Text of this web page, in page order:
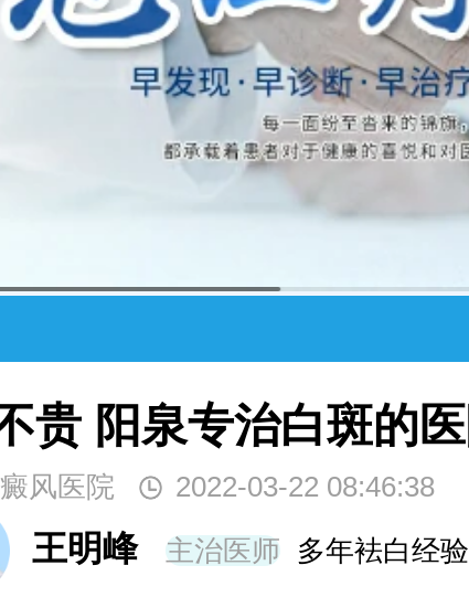
贵 阳泉专治白斑的
风医院 2022-03-22 08:46:38
王明峰 主治医师 多年袪白经验